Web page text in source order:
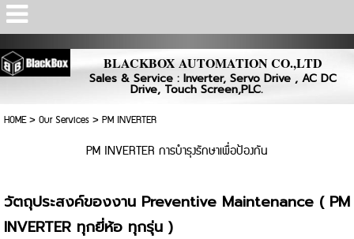
BLACKBOX AUTOMATION CO.,LTD
Sales & Service : Inverter, Servo Drive , AC DC
Drive, Touch Screen,PLC.
HOME>Our Services>PM INVERTER
PM INVERTER การบำรุงรักษาเพื่อป้องกัน
วัตถุประสงค์ของงาน Preventive Maintenance ( PM
INVERTER ทุกยี่ห้อ ทุกรุ่น )